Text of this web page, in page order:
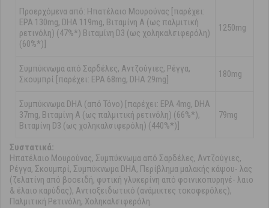
Προερχόμενα από: Ηπατέλαιο Μουρούνας [παρέχει:
ΕΡΑ 130mg, DHA 119mg, Βιταμίνη Α (ως παλμιτική
ρετινόλη) (47%*) Βιταμίνη D3 (ως χοληκαλσιφερόλη)
(60%*)]
1250mg
Συμπύκνωμα από Σαρδέλες, Αντζούγιες, Ρέγγα,
Σκουμπρί [παρέχει: ΕΡΑ 68mg, DHA 29mg]
180mg
Συμπύκνωμα DHA (από Τόνο) [παρέχει: ΕΡΑ 4mg, DHA
37mg, Βιταμίνη Α (ως παλμιτική ρετινόλη) (66%*),
Βιταμίνη D3 (ως χοληκαλσιφερόλη) (440%*)]
79mg
Συστατικά:
Ηπατέλαιο Μουρούνας, Συμπύκνωμα από Σαρδέλες, Αντζούγιες,
Ρέγγα, Σκουμπρί, Συμπύκνωμα DHA, Περίβλημα μαλακής κάψου- λας
(ζελατίνη από βοοειδή, φυτική γλυκερίνη από φοινικοπυρηνέ- λαιο
& έλαιο καρύδας), Αντιοξειδωτικό (ανάμικτες τοκοφερόλες),
Παλμιτική Ρετινόλη, Χοληκαλσιφερόλη.